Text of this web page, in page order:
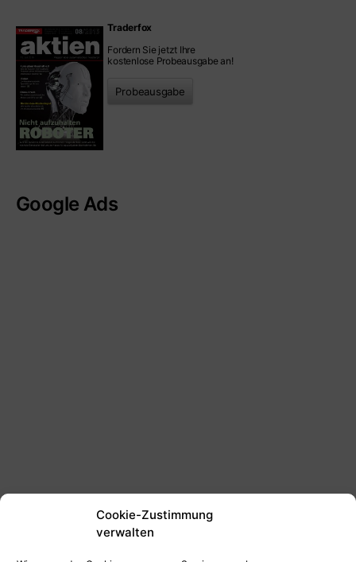
Cookie-Zustimmung
verwalten
Traderfox
Fordern Sie jetzt Ihre
kostenlose Probeausgabe an!
Probeausgabe
Google Ads